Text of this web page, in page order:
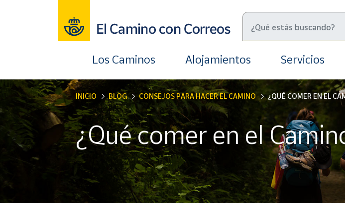
Los Caminos Alojamientos Servicios
INICIO BLOG CONSEJOS PARA HACER EL CAMINO ¿QUÉ COMER EN EL
¿Qué comer en el